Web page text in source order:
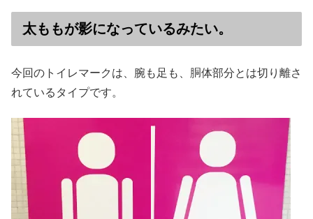
太ももが影になっているみたい。
今回のトイレマークは、腕も足も、胴体部分とは切り離さ
れているタイプです。